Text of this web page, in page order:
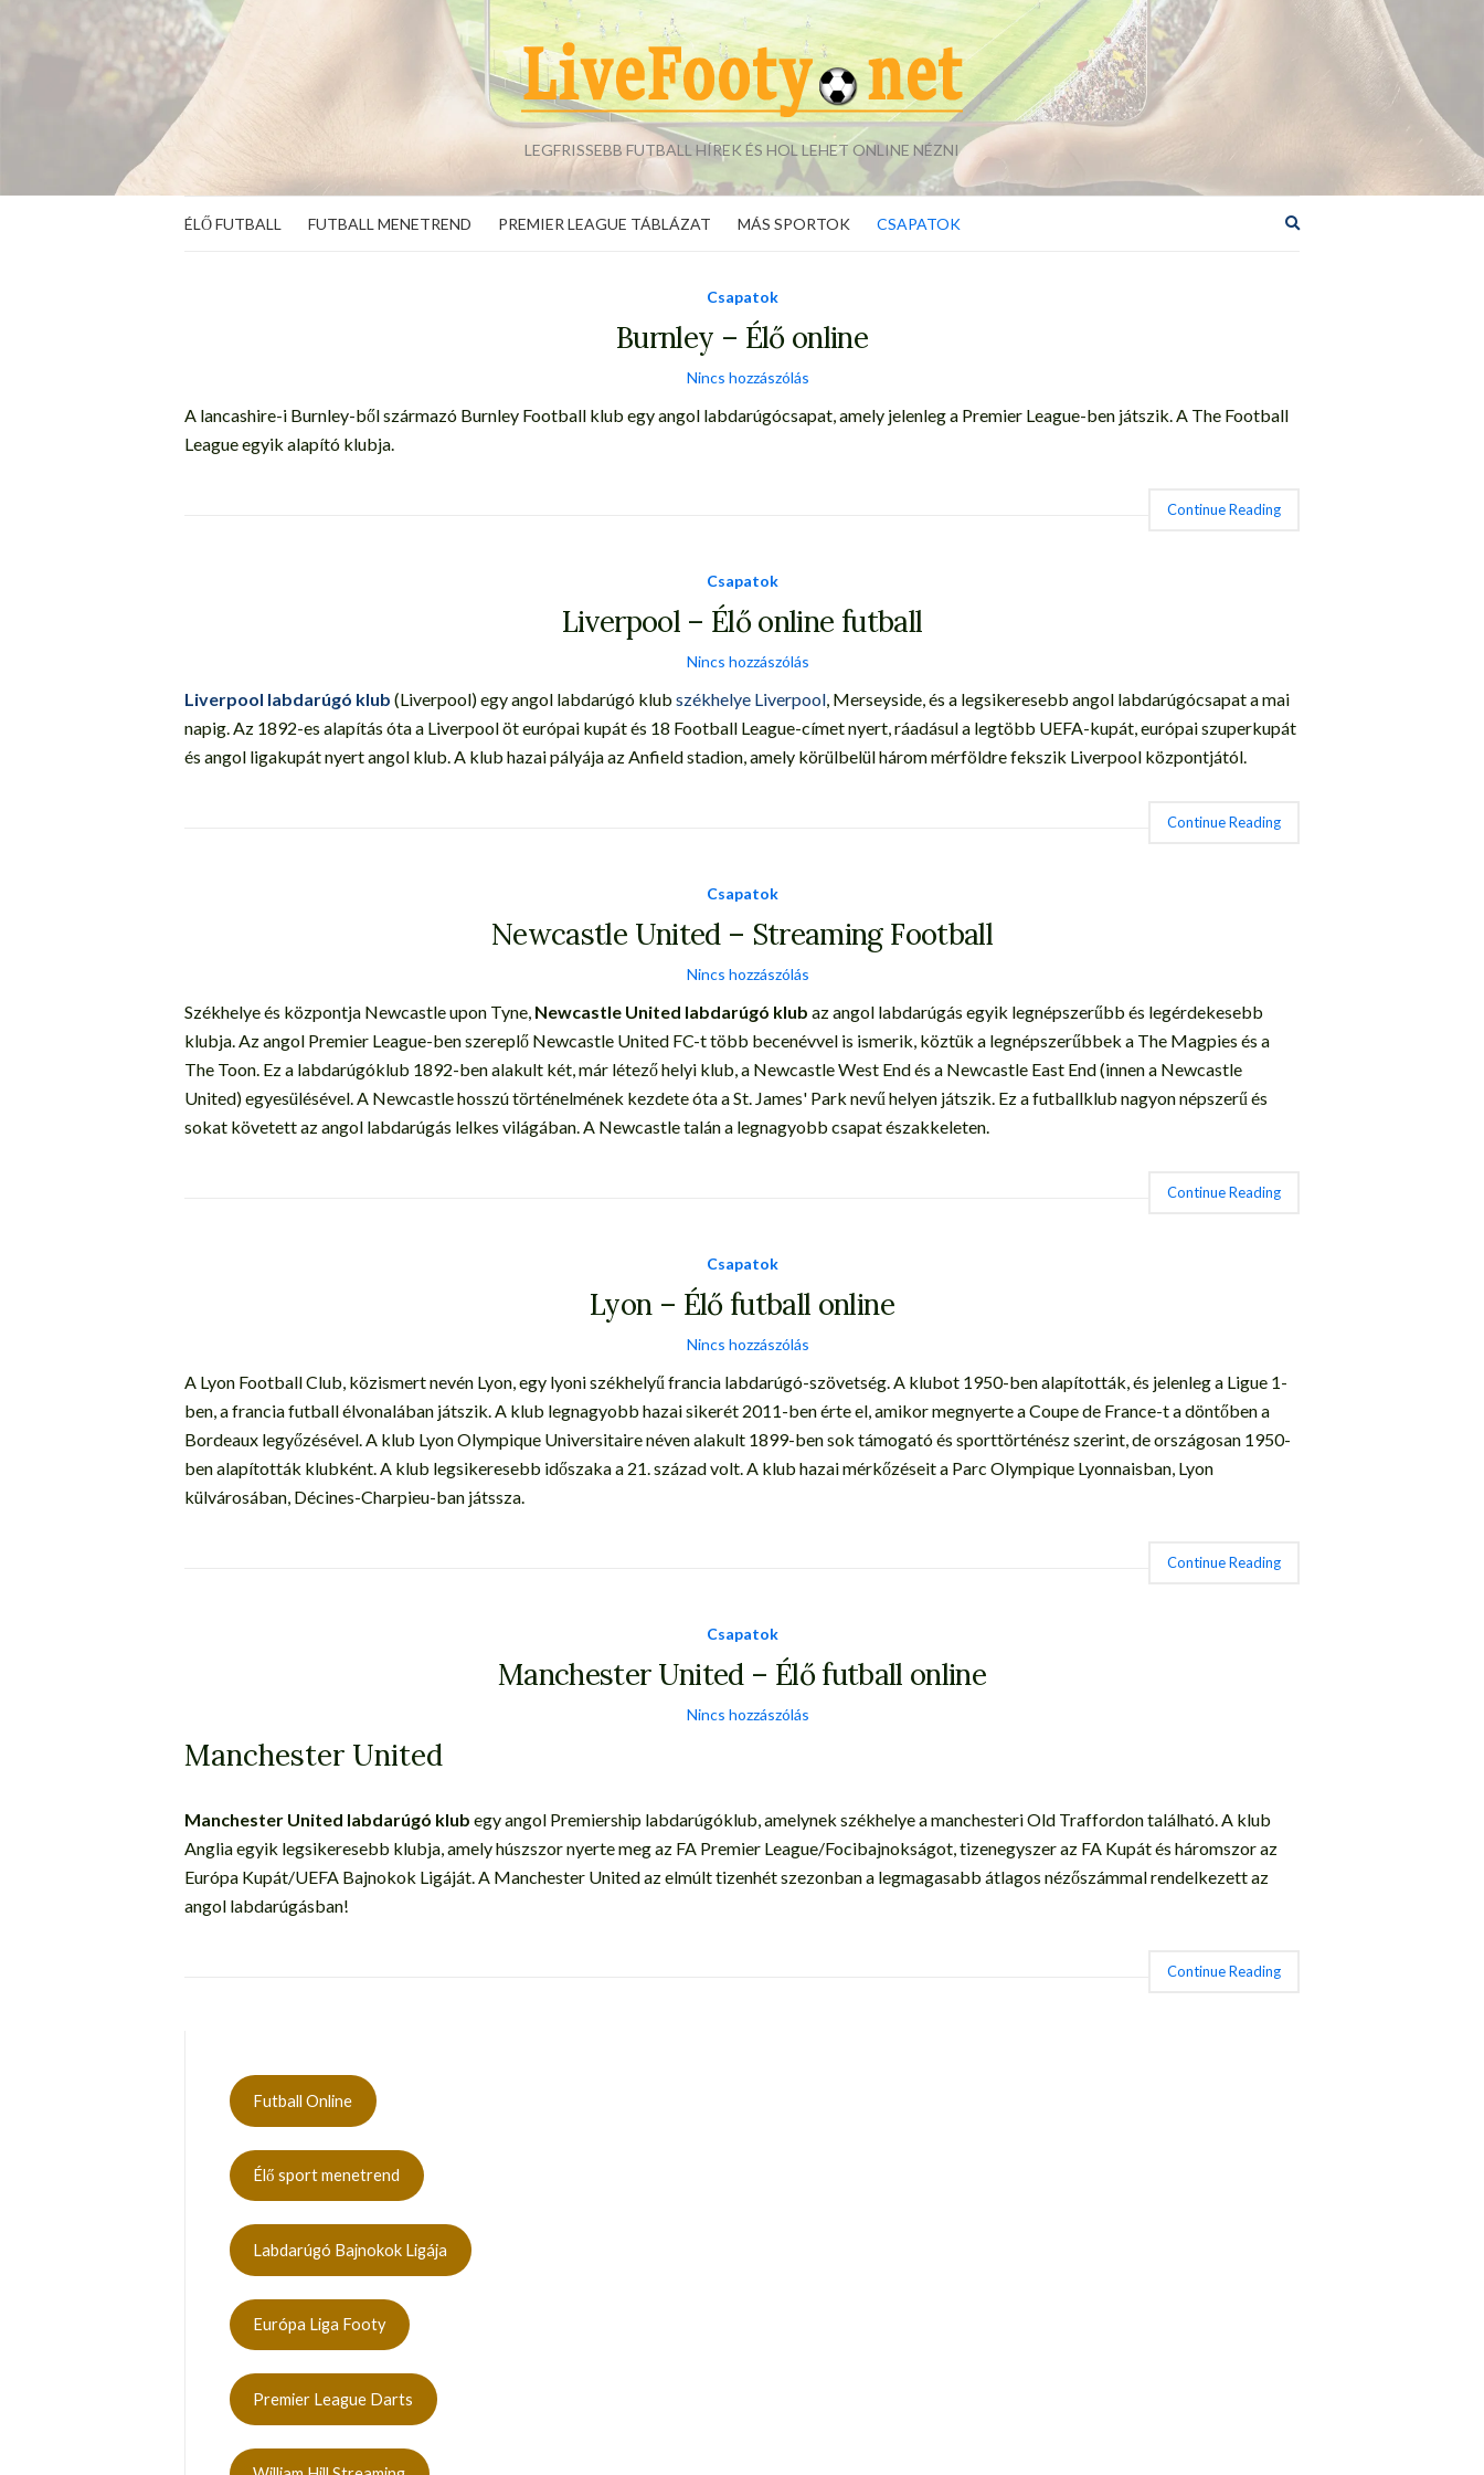
LEGFRISSEBB FUTBALL HÍREK ÉS HOL LEHET ONLINE NÉZNI
ÉLŐ FUTBALL FUTBALL MENETREND PREMIER LEAGUE TÁBLÁZAT MÁS SPORTOK CSAPATOK
Csapatok
Burnley – Élő online
Nincs hozzászólás
A lancashire-i Burnley-ből származó Burnley Football klub egy angol labdarúgócsapat, amely jelenleg a Premier League-ben játszik. A The Football
League egyik alapító klubja.
Continue Reading
Csapatok
Liverpool – Élő online futball
Nincs hozzászólás
Liverpool labdarúgó klub (Liverpool) egy angol labdarúgó klub székhelye Liverpool, Merseyside, és a legsikeresebb angol labdarúgócsapat a mai
napig. Az 1892-es alapítás óta a Liverpool öt európai kupát és 18 Football League-címet nyert, ráadásul a legtöbb UEFA-kupát, európai szuperkupát
és angol ligakupát nyert angol klub. A klub hazai pályája az Anfield stadion, amely körülbelül három mérföldre fekszik Liverpool központjától.
Continue Reading
Csapatok
Newcastle United – Streaming Football
Nincs hozzászólás
Székhelye és központja Newcastle upon Tyne, Newcastle United labdarúgó klub az angol labdarúgás egyik legnépszerűbb és legérdekesebb
klubja. Az angol Premier League-ben szereplő Newcastle United FC-t több becenévvel is ismerik, köztük a legnépszerűbbek a The Magpies és a
The Toon. Ez a labdarúgóklub 1892-ben alakult két, már létező helyi klub, a Newcastle West End és a Newcastle East End (innen a Newcastle
United) egyesülésével. A Newcastle hosszú történelmének kezdete óta a St. James' Park nevű helyen játszik. Ez a futballklub nagyon népszerű és
sokat követett az angol labdarúgás lelkes világában. A Newcastle talán a legnagyobb csapat északkeleten.
Continue Reading
Csapatok
Lyon – Élő futball online
Nincs hozzászólás
A Lyon Football Club, közismert nevén Lyon, egy lyoni székhelyű francia labdarúgó-szövetség. A klubot 1950-ben alapították, és jelenleg a Ligue 1-
ben, a francia futball élvonalában játszik. A klub legnagyobb hazai sikerét 2011-ben érte el, amikor megnyerte a Coupe de France-t a döntőben a
Bordeaux legyőzésével. A klub Lyon Olympique Universitaire néven alakult 1899-ben sok támogató és sporttörténész szerint, de országosan 1950-
ben alapították klubként. A klub legsikeresebb időszaka a 21. század volt. A klub hazai mérkőzéseit a Parc Olympique Lyonnaisban, Lyon
külvárosában, Décines-Charpieu-ban játssza.
Continue Reading
Csapatok
Manchester United – Élő futball online
Nincs hozzászólás
Manchester United
Manchester United labdarúgó klub egy angol Premiership labdarúgóklub, amelynek székhelye a manchesteri Old Traffordon található. A klub
Anglia egyik legsikeresebb klubja, amely húszszor nyerte meg az FA Premier League/Focibajnokságot, tizenegyszer az FA Kupát és háromszor az
Európa Kupát/UEFA Bajnokok Ligáját. A Manchester United az elmúlt tizenhét szezonban a legmagasabb átlagos nézőszámmal rendelkezett az
angol labdarúgásban!
Continue Reading
Futball Online
Élő sport menetrend
Labdarúgó Bajnokok Ligája
Európa Liga Footy
Premier League Darts